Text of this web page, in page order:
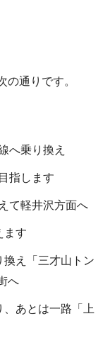
通りです。
へ乗り換え
指します
て軽井沢方面へ
ます
え「三才山トン
へ
あとは一路「上